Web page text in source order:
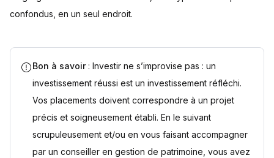
confondus, en un seul endroit.
Bon à savoir : Investir ne s’improvise pas : un
investissement réussi est un investissement réfléchi.
Vos placements doivent correspondre à un projet
précis et soigneusement établi. En le suivant
scrupuleusement et/ou en vous faisant accompagner
par un conseiller en gestion de patrimoine, vous avez